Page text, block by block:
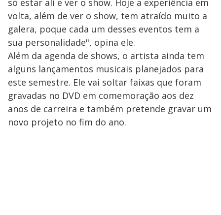
só estar ali e ver o show. Hoje a experiência em
volta, além de ver o show, tem atraído muito a
galera, poque cada um desses eventos tem a
sua personalidade", opina ele.
Além da agenda de shows, o artista ainda tem
alguns lançamentos musicais planejados para
este semestre. Ele vai soltar faixas que foram
gravadas no DVD em comemoração aos dez
anos de carreira e também pretende gravar um
novo projeto no fim do ano.